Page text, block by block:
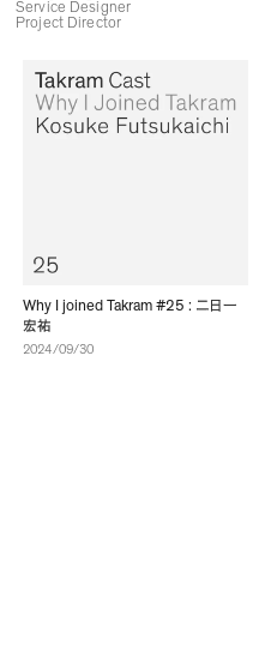
Service Designer
Project Director
Why I joined Takram #25 : 二日一
宏祐
2024/09/30